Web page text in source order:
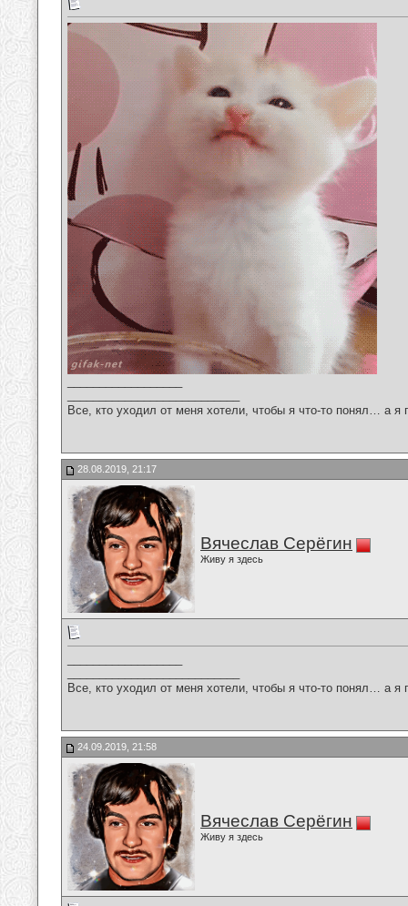
Все, кто уходил от меня хотели, чтобы я что-то понял… а
28.08.2019, 21:17
Вячеслав Серёгин
Живу я здесь
Все, кто уходил от меня хотели, чтобы я что-то понял… а
24.09.2019, 21:58
Вячеслав Серёгин
Живу я здесь